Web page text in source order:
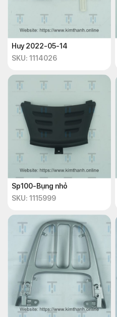
Huy 2022-05-14
SKU: 1114026
Sp100-Bụng nhỏ
SKU: 1115999